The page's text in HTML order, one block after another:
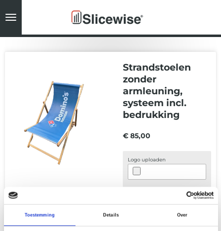
Toestemming Details Over
direct
Strandstoelen
zonder
armleuning,
systeem incl.
bedrukking
€ 85,00
Logo uploaden
In
winkelwagen